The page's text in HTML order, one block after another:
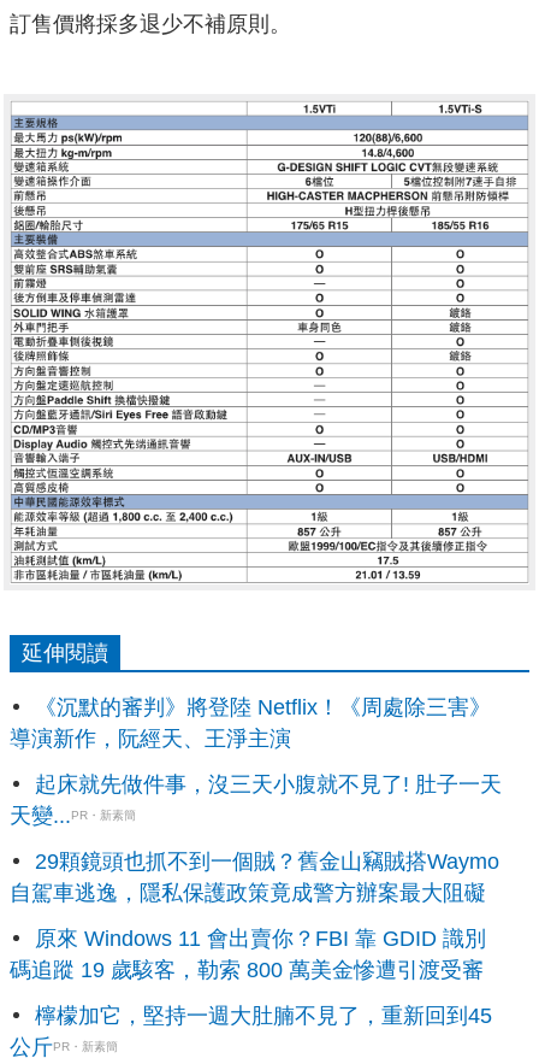
訂售價將採多退少不補原則。
延伸閱讀
《沉默的審判》將登陸 Netflix！《周處除三害》
導演新作，阮經天、王淨主演
起床就先做件事，沒三天小腹就不見了! 肚子一天
天變...PR・新素簡
29顆鏡頭也抓不到一個賊？舊金山竊賊搭Waymo
自駕車逃逸，隱私保護政策竟成警方辦案最大阻礙
原來 Windows 11 會出賣你？FBI 靠 GDID 識別
碼追蹤 19 歲駭客，勒索 800 萬美金慘遭引渡受審
檸檬加它，堅持一週大肚腩不見了，重新回到45
公斤PR・新素簡